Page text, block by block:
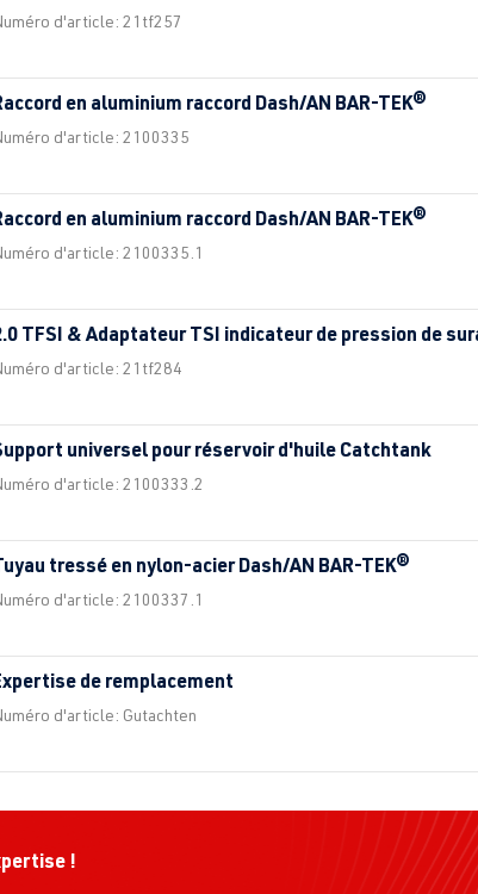
d'article: 21tf257
en aluminium raccord Dash/AN BAR-TEK®
d'article: 2100335
en aluminium raccord Dash/AN BAR-TEK®
d'article: 2100335.1
TFSI & Adaptateur TSI indicateur de pression de
d'article: 21tf284
universel pour réservoir d'huile Catchtank
d'article: 2100333.2
tressé en nylon-acier Dash/AN BAR-TEK®
d'article: 2100337.1
de remplacement
d'article: Gutachten
!